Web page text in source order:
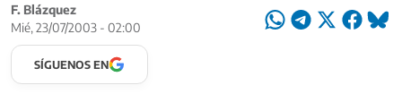
F. Blázquez
Mié, 23/07/2003 - 02:00
SÍGUENOS EN